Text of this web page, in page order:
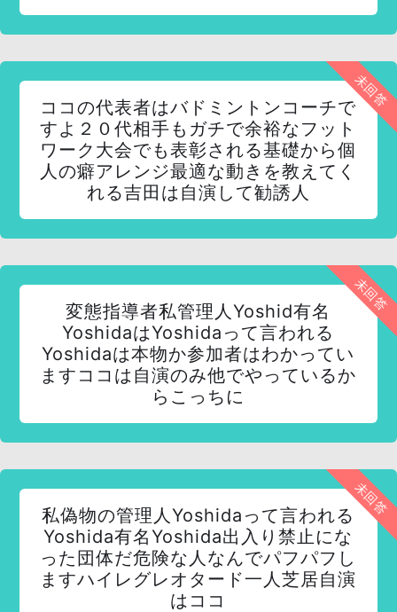
未回答
ココの代表者はバドミントンコーチで
すよ２０代相手もガチで余裕なフット
ワーク大会でも表彰される基礎から個
人の癖アレンジ最適な動きを教えてく
れる吉田は自演して勧誘人
未回答
変態指導者私管理人Yoshid有名
YoshidaはYoshidaって言われる
Yoshidaは本物か参加者はわかってい
ますココは自演のみ他でやっているか
らこっちに
未回答
私偽物の管理人Yoshidaって言われる
Yoshida有名Yoshida出入り禁止にな
った団体だ危険な人なんでパフパフし
ますハイレグレオタード一人芝居自演
はココ